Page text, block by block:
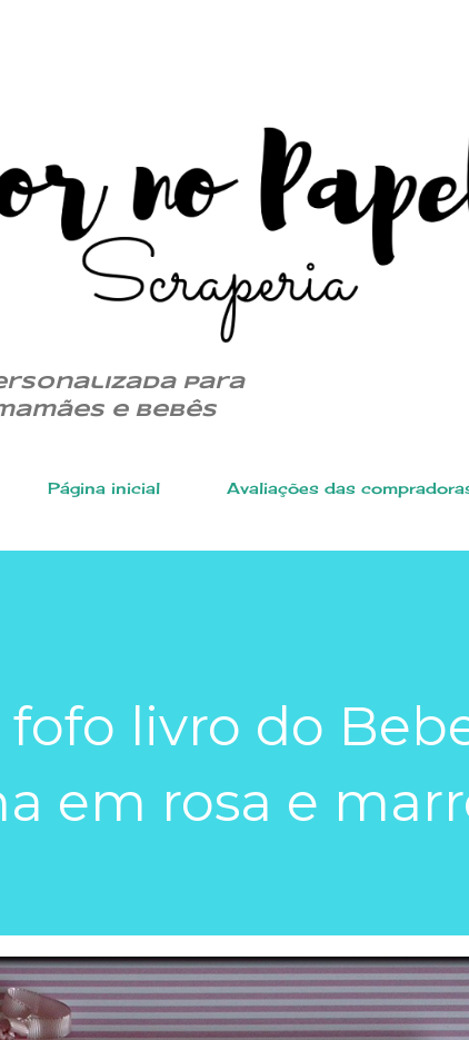
para
e bebês
Página inicial Avaliações das
fofo livro do
em rosa e